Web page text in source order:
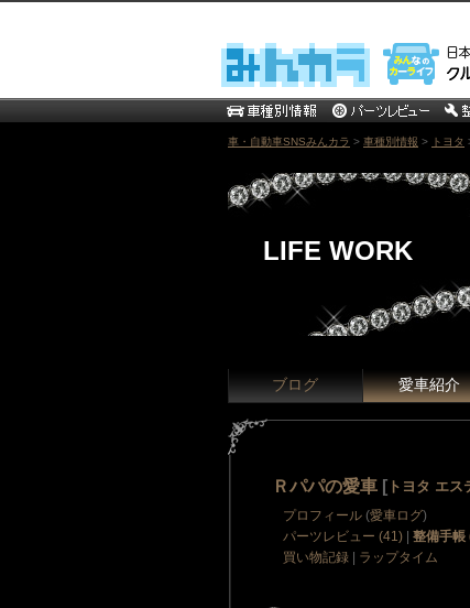
車・自動車SNSみんカラ > 車種別情報 > トヨタ
LIFE WORK
ブログ 愛車紹介
Ｒパパの愛車 [ トヨタ エ
プロフィール (愛車ログ)
パーツレビュー (41)
整備手帳
買い物記録
ラップタイム